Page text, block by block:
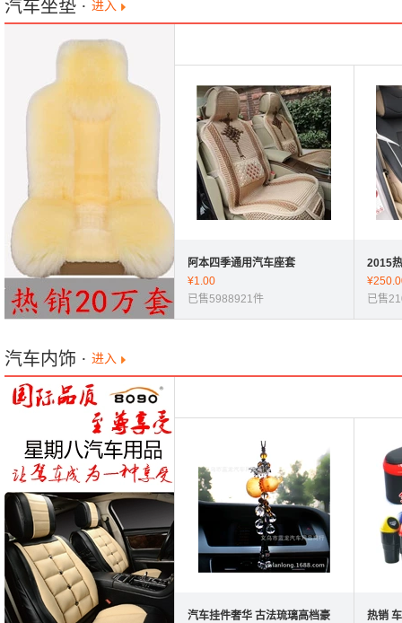
汽车坐垫 · 进入
阿本四季通用汽车座套
¥1.00
已售5988921件
2015
用坐垫
批
¥
已售
汽车内饰 · 进入
汽车挂件奢华 古法琉璃高档豪
热销